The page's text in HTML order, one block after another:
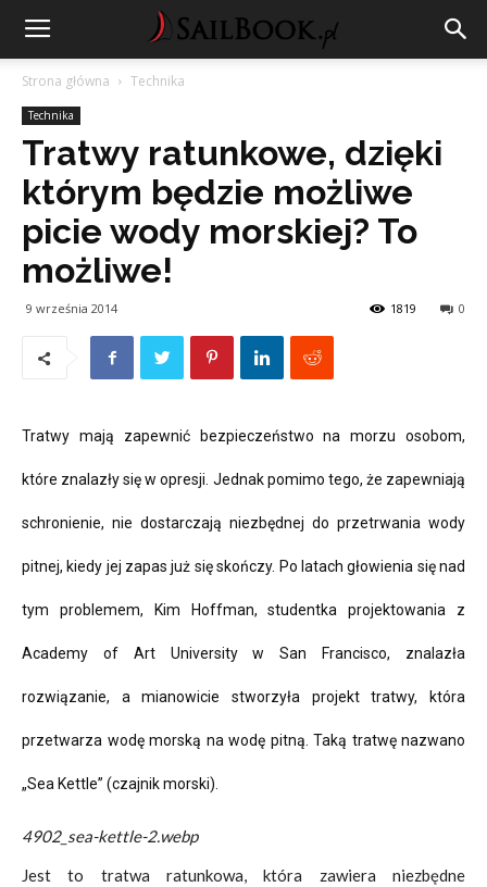
Strona główna Technika
Technika
Tratwy ratunkowe, dzięki
którym będzie możliwe
picie wody morskiej? To
możliwe!
9 września 2014 0
1819
Tratwy mają zapewnić bezpieczeństwo na morzu osobom,
które znalazły się w opresji. Jednak pomimo tego, że zapewniają
schronienie, nie dostarczają niezbędnej do przetrwania wody
pitnej, kiedy jej zapas już się skończy. Po latach głowienia się nad
tym problemem, Kim Hoffman, studentka projektowania z
Academy of Art University w San Francisco, znalazła
rozwiązanie, a mianowicie stworzyła projekt tratwy, która
przetwarza wodę morską na wodę pitną. Taką tratwę nazwano
„Sea Kettle” (czajnik morski).
4902_sea-kettle-2.webp
Jest to tratwa ratunkowa, która zawiera niezbędne